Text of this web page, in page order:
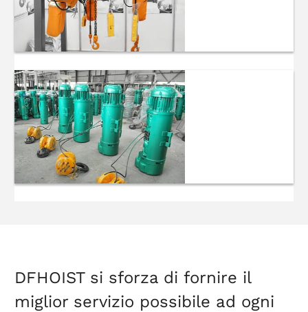
Paranchi a
catena
elettrici
DFHOIST si sforza di fornire il
miglior servizio possibile ad ogni